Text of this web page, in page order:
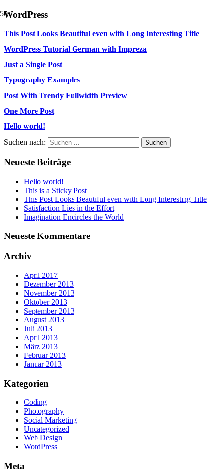
WordPress
This Post Looks Beautiful even with Long Interesting Title
WordPress Tutorial German with Impreza
Just a Single Post
Typography Examples
Post With Trendy Fullwidth Preview
One More Post
Hello world!
Suchen nach:
Neueste Beiträge
Hello world!
This is a Sticky Post
This Post Looks Beautiful even with Long Interesting Title
Satisfaction Lies in the Effort
Imagination Encircles the World
Neueste Kommentare
Archiv
April 2017
Dezember 2013
November 2013
Oktober 2013
September 2013
August 2013
Juli 2013
April 2013
März 2013
Februar 2013
Januar 2013
Kategorien
Coding
Photography
Social Marketing
Uncategorized
Web Design
WordPress
Meta